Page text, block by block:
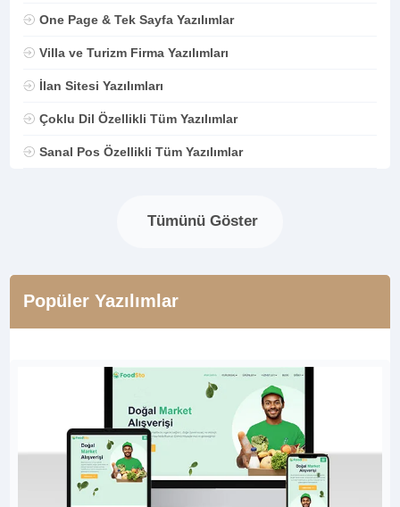
One Page & Tek Sayfa Yazılımlar
Villa ve Turizm Firma Yazılımları
İlan Sitesi Yazılımları
Çoklu Dil Özellikli Tüm Yazılımlar
Sanal Pos Özellikli Tüm Yazılımlar
Tümünü Göster
Popüler Yazılımlar